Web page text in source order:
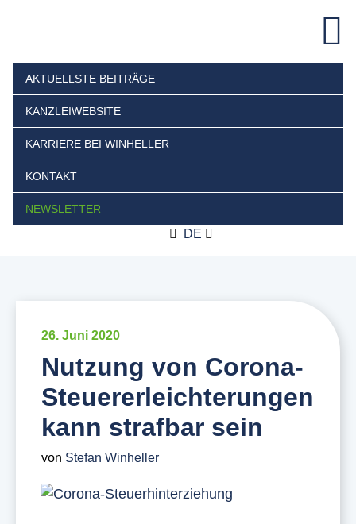
AKTUELLSTE BEITRÄGE
KANZLEIWEBSITE
KARRIERE BEI WINHELLER
KONTAKT
NEWSLETTER
DE
26. Juni 2020
Nutzung von Corona-
Steuererleichterungen
kann strafbar sein
von Stefan Winheller